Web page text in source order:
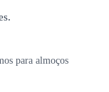
para almoços